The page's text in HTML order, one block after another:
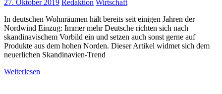
27. Oktober 2019 Redaktion Wirtschaft
In deutschen Wohnräumen hält bereits seit einigen Jahren der
Nordwind Einzug: Immer mehr Deutsche richten sich nach
skandinavischem Vorbild ein und setzen auch sonst gerne auf
Produkte aus dem hohen Norden. Dieser Artikel widmet sich dem
neuerlichen Skandinavien-Trend
Weiterlesen